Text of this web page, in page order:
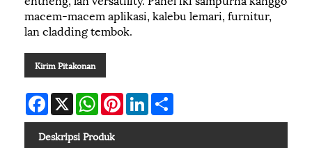
macem-macem aplikasi, kalebu lemari, furnitur,
lan cladding tembok.
Kirim Pitakonan
Facebook
X WhatsAppPinterestLinkedIn
Deskripsi Produk